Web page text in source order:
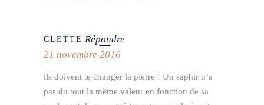
CLETTE Répondre
21 novembre 2016
ils doivent te changer la pierre ! Un saphir n’a
pas du tout la même valeur en fonction de sa